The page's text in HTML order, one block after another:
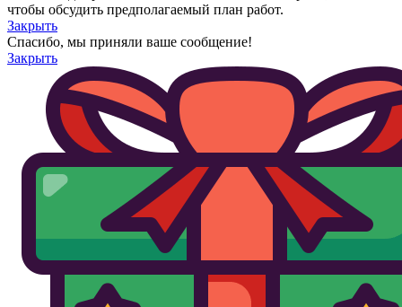
чтобы обсудить предполагаемый план работ.
Закрыть
Спасибо, мы приняли ваше сообщение!
Закрыть